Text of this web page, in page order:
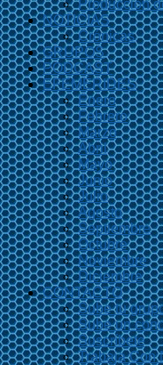
Producción
NOTICIAS
Crónicas
GRUPOS
PODCAST
EFEMÉRIDES
Enero
Febrero
Marzo
Abril
Mayo
Junio
Julio
Agosto
Septiembre
Octubre
Noviembre
Diciembre
CONTACTO
Sube tu
Sube un
Suscríbete
Trabaja Con